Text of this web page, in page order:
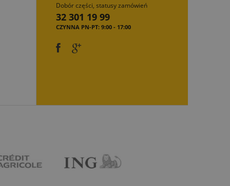
Dobór części, statusy zamówień
32 301 19 99
CZYNNA PN-PT: 9:00 - 17:00